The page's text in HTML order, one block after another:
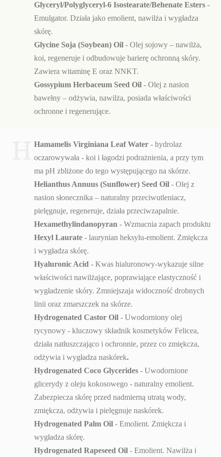
Glyceryl/Polyglyceryl-6 Isostearate/Behenate Esters -
Emulgator. Działa jako emolient, nawilża i wygładza
skórę.
Glycine Soja (Soybean) Oil - Olej sojowy – nawilża,
koi, regeneruje i odbudowuje barierę ochronną skóry.
Zawiera witaminę E oraz NNKT.
Gossypium Herbaceum Seed Oil - Olej z nasion
bawełny – odżywia, nawilża, posiada właściwości
ochronne i regenerujące.
Hamamelis Virginiana Leaf Water - hydrolaz
oczarowywała - koi i łagodzi podrażnienia, a przy tym
ma pH zbliżone do tego występującego na skórze.
Helianthus Annuus (Sunflower) Seed Oil - Olej z
nasion słonecznika – naturalny przeciwutleniacz,
pielęgnuje, regeneruje, działa przeciwzapalnie.
Hexamethylindanopyran - Wzmacnia zapach produktu
Hexyl Laurate - laurynian heksylu-emolient. Zmiękcza
i wygładza skórę.
Hyaluronic Acid - Kwas hialuronowy-wykazuje silne
właściwości nawilżające, poprawiające elastyczność i
wygładzenie skóry. Zmniejszaja widoczność drobnych
linii oraz zmarszczek na skórze.
Hydrogenated Castor Oil - Uwodorniony olej
rycynowy - kluczowy składnik kosmetyków Felicea,
działa natłuszczająco i ochronnie, przez co zmiękcza,
odżywia i wygładza naskórek.
Hydrogenated Coco Glycerides - Uwodornione
glicerydy z oleju kokosowego - naturalny emolient.
Zabezpiecza skórę przed nadmierną utratą wody,
zmiękcza, odżywia i pielęgnuje naskórek.
Hydrogenated Palm Oil - Emolient. Zmiękcza i
wygładza skórę.
Hydrogenated Rapeseed Oil - Emolient. Nawilża i